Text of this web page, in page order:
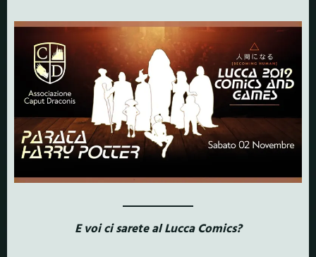
E voi ci sarete al Lucca Comics?